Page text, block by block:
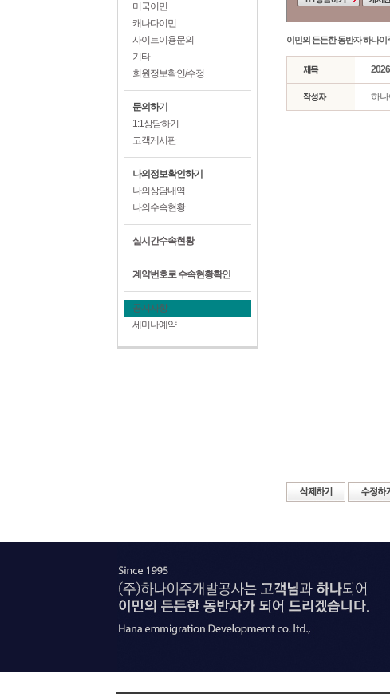
미국이민
캐나다이민
사이트이용문의
기타
회원정보확인/수정
문의하기
1:1상담하기
고객게시판
나의정보확인하기
나의상담내역
나의수속현황
실시간수속현황
계약번호로 수속현황확인
공지사항
세미나예약
이민의 든든한 동반자 하나이
하나